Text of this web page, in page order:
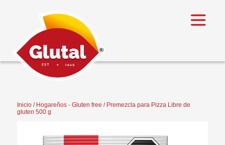
Inicio/ Hogareños - Gluten free / Premezcla para Pizza Libre de
gluten 500 g